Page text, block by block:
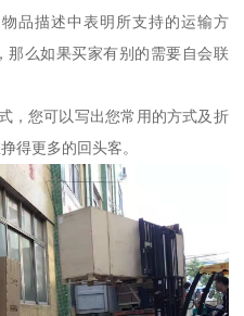
品描述中表明所支持的运输方
那么如果买家有别的需要自会联
，您可以写出您常用的方式及折
得更多的回头客。